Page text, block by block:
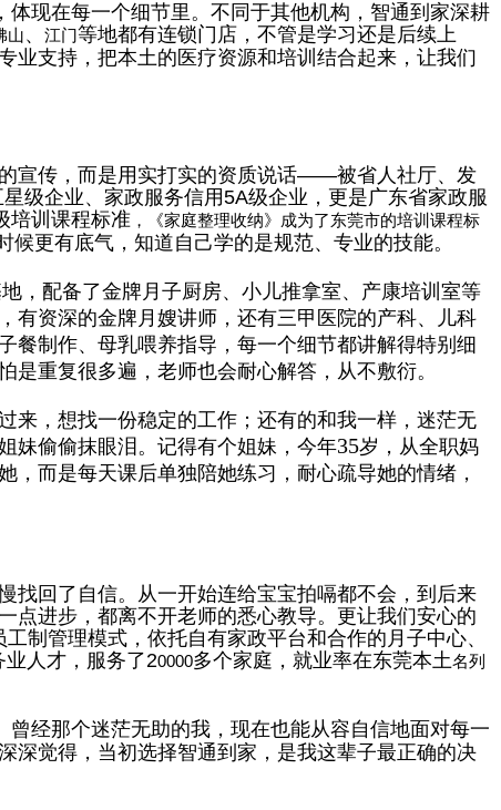
现在每一个细节里。不同于其他机构，智通到家深耕
山、 江门等地都有连锁门店，不管是学习还是后续上
业支持，把本土的医疗资源和培训结合起来，让我们
宣传，而是用实打实的资质说话——被省人社厅、发
星级企业、家政服务信用5A级企业，更是广东省家政服
培训课程标准 ，《家庭整理收纳》成为了东莞市的培训课程标
更有底气，知道自己学的是规范、专业的技能。
，配备了金牌月子厨房、小儿推拿室、产康培训室等
有资深的金牌月嫂讲师，还有三甲医院的产科、儿科
餐制作、母乳喂养指导，每一个细节都讲解得特别细
重复很多遍，老师也会耐心解答，从不敷衍。
来，想找一份稳定的工作；还有的和我一样，迷茫无
妹偷偷抹眼泪。记得有个姐妹，今年35岁，从全职妈
而是每天课后单独陪她练习，耐心疏导她的情绪，
找回了自信。从一开始连给宝宝拍嗝都不会，到后来
点进步，都离不开老师的悉心教导。更让我们安心的
制管理模式，依托自有家政平台和合作的月子中心、
人才，服务了20000多个家庭，就业率在东莞本土名列
经那个迷茫无助的我，现在也能从容自信地面对每一
深觉得，当初选择智通到家，是我这辈子最正确的决